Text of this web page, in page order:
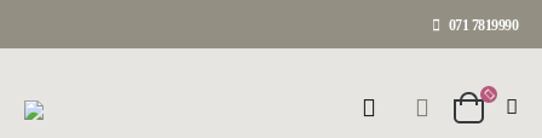
071 7819990